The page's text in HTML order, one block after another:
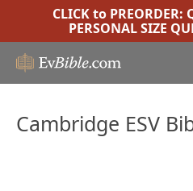
CLICK to PREORDER:
PERSONAL SIZE
Cambridge ESV